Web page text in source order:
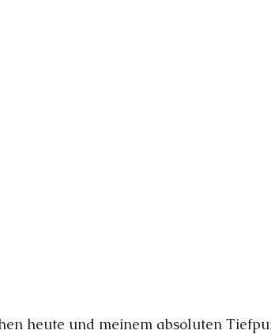
heute und meinem absoluten